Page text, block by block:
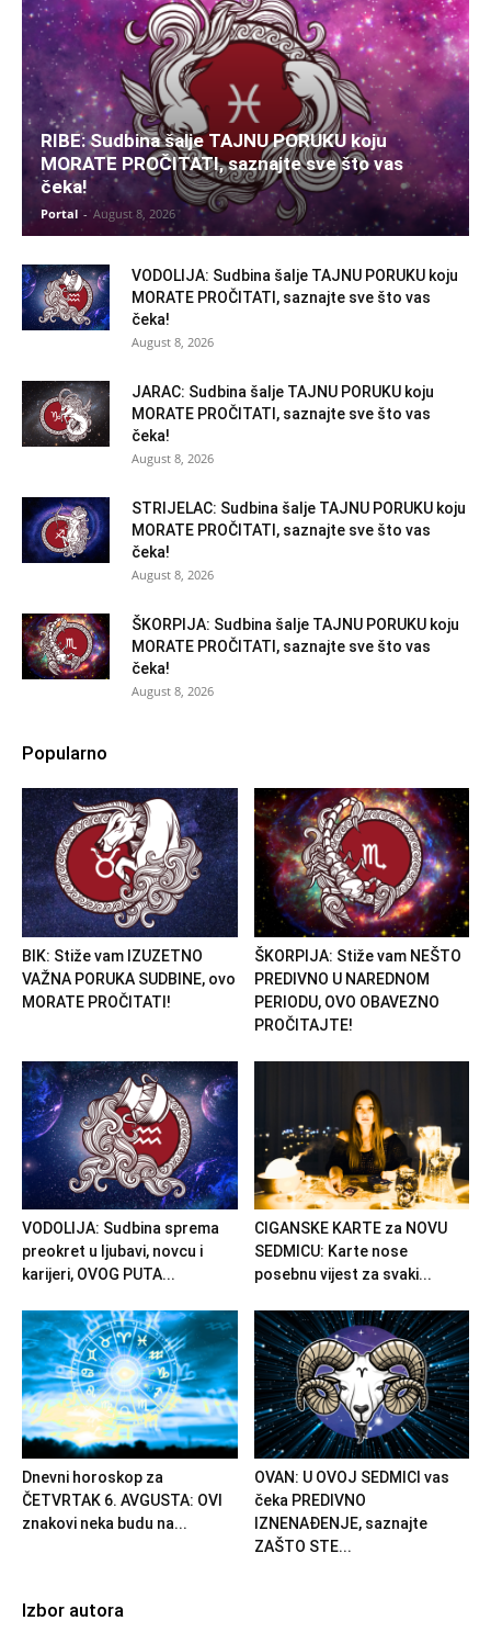
RIBE: Sudbina šalje TAJNU PORUKU koju
MORATE PROČITATI, saznajte sve što vas
čeka!
Portal - August 8, 2026
VODOLIJA: Sudbina šalje TAJNU PORUKU koju
MORATE PROČITATI, saznajte sve što vas
čeka!
August 8, 2026
JARAC: Sudbina šalje TAJNU PORUKU koju
MORATE PROČITATI, saznajte sve što vas
čeka!
August 8, 2026
STRIJELAC: Sudbina šalje TAJNU PORUKU koju
MORATE PROČITATI, saznajte sve što vas
čeka!
August 8, 2026
ŠKORPIJA: Sudbina šalje TAJNU PORUKU koju
MORATE PROČITATI, saznajte sve što vas
čeka!
August 8, 2026
Popularno
BIK: Stiže vam IZUZETNO
VAŽNA PORUKA SUDBINE, ovo
MORATE PROČITATI!
ŠKORPIJA: Stiže vam NEŠTO
PREDIVNO U NAREDNOM
PERIODU, OVO OBAVEZNO
PROČITAJTE!
VODOLIJA: Sudbina sprema
preokret u ljubavi, novcu i
karijeri, OVOG PUTA...
CIGANSKE KARTE za NOVU
SEDMICU: Karte nose
posebnu vijest za svaki...
Dnevni horoskop za
ČETVRTAK 6. AVGUSTA: OVI
znakovi neka budu na...
OVAN: U OVOJ SEDMICI vas
čeka PREDIVNO
IZNENAĐENJE, saznajte
ZAŠTO STE...
Izbor autora